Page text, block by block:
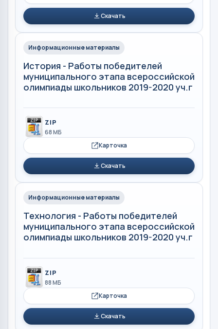
Скачать
Информационные материалы
История - Работы победителей
муниципального этапа всероссийской
олимпиады школьников 2019-2020 уч.г
ZIP
68 МБ
Карточка
Скачать
Информационные материалы
Технология - Работы победителей
муниципального этапа всероссийской
олимпиады школьников 2019-2020 уч.г
ZIP
88 МБ
Карточка
Скачать